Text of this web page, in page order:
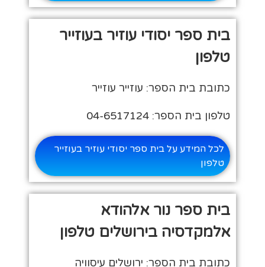
בית ספר יסודי עוזיר בעוזייר
טלפון
כתובת בית הספר: עוזייר עוזייר
טלפון בית הספר: 04-6517124
לכל המידע על בית ספר יסודי עוזיר בעוזייר
טלפון
בית ספר נור אלהודא
אלמקדסיה בירושלים טלפון
כתובת בית הספר: ירושלים עיסוויה